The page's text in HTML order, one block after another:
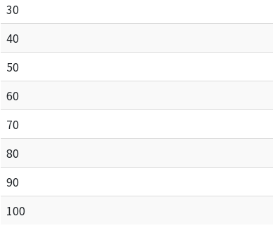
30
40
50
60
70
80
90
100